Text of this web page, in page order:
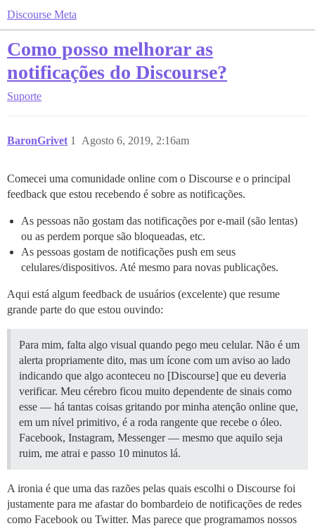
Discourse Meta
Como posso melhorar as
notificações do Discourse?
Suporte
BaronGrivet Agosto 6, 2019, 2:16am
1
Comecei uma comunidade online com o Discourse e o principal
feedback que estou recebendo é sobre as notificações.
As pessoas não gostam das notificações por e-mail (são lentas)
ou as perdem porque são bloqueadas, etc.
As pessoas gostam de notificações push em seus
celulares/dispositivos. Até mesmo para novas publicações.
Aqui está algum feedback de usuários (excelente) que resume
grande parte do que estou ouvindo:
Para mim, falta algo visual quando pego meu celular. Não é um
alerta propriamente dito, mas um ícone com um aviso ao lado
indicando que algo aconteceu no [Discourse] que eu deveria
verificar. Meu cérebro ficou muito dependente de sinais como
esse — há tantas coisas gritando por minha atenção online que,
em um nível primitivo, é a roda rangente que recebe o óleo.
Facebook, Instagram, Messenger — mesmo que aquilo seja
ruim, me atrai e passo 10 minutos lá.
A ironia é que uma das razões pelas quais escolhi o Discourse foi
justamente para me afastar do bombardeio de notificações de redes
como Facebook ou Twitter. Mas parece que programamos nossos